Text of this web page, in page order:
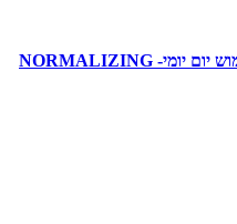
דיפו שמפו מאזן לגבר לשיער רגיל לשימוש יום יומי- NORMALIZING